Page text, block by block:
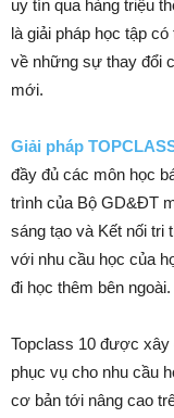
uy tín qua hàng triệu
là giải pháp học tập
về những sự thay đổi
mới.
Giải pháp
đầy đủ các môn học
trình của Bộ GD&ĐT
sáng tạo và Kết nối tri
với nhu cầu học của
đi học thêm bên ngoài.
Topclass 10 được
phục vụ cho nhu cầu
cơ bản tới nâng cao